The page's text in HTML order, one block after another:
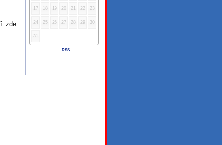
17 18 19 20 21 22 23
24 25 26 27 28 29 30
31
RSS
zde